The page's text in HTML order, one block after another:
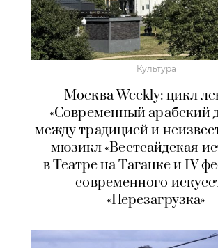
Культура
Москва Weekly: цикл
«Современный арабский
между традицией и
мюзикл «Вестсайдская
в Театре на Таганке и IV
современного
«Перезагрузка»